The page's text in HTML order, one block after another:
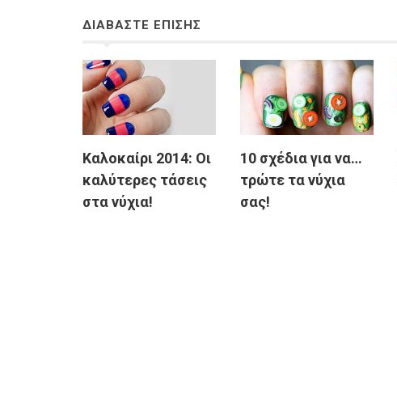
ΔΙΑΒΑΣΤΕ ΕΠΙΣΗΣ
Καλοκαίρι 2014: Οι
καλύτερες τάσεις
στα νύχια!
10 σχέδια για να…
τρώτε τα νύχια
σας!